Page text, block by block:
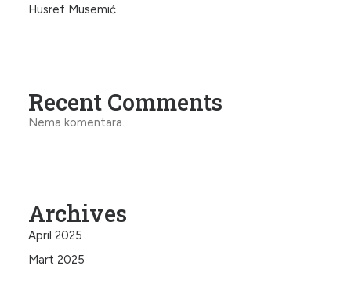
Husref Musemić
Recent Comments
Nema komentara.
Archives
April 2025
Mart 2025